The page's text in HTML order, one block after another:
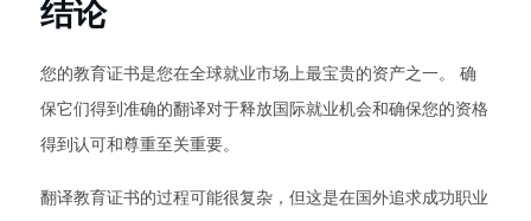
结论
您的教育证书是您在全球就业市场上最宝贵的资产之一。 确
保它们得到准确的翻译对于释放国际就业机会和确保您的资格
得到认可和尊重至关重要。
翻译教育证书的过程可能很复杂，但这是在国外追求成功职业